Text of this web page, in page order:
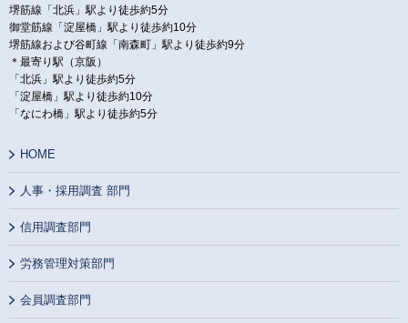
堺筋線「北浜」駅より徒歩約5分
御堂筋線「淀屋橋」駅より徒歩約10分
堺筋線および谷町線「南森町」駅より徒歩約9分
＊最寄り駅（京阪）
「北浜」駅より徒歩約5分
「淀屋橋」駅より徒歩約10分
「なにわ橋」駅より徒歩約5分
HOME
人事・採用調査 部門
信用調査部門
労務管理対策部門
会員調査部門